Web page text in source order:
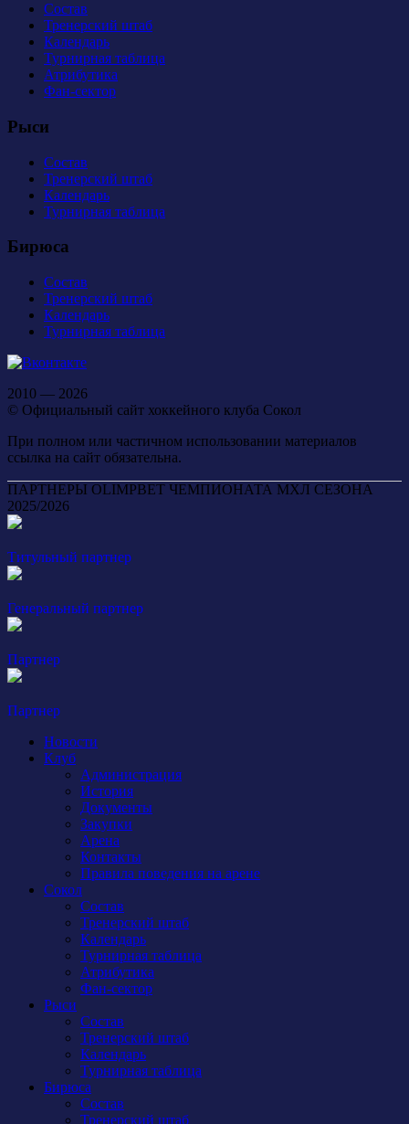
Состав
Тренерский штаб
Календарь
Турнирная таблица
Атрибутика
Фан-сектор
Рыси
Состав
Тренерский штаб
Календарь
Турнирная таблица
Бирюса
Состав
Тренерский штаб
Календарь
Турнирная таблица
2010 — 2026
© Официальный сайт хоккейного клуба Сокол
При полном или частичном использовании материалов
ссылка на сайт обязательна.
ПАРТНЕРЫ OLIMPBET ЧЕМПИОНАТА МХЛ СЕЗОНА
2025/2026
Титульный партнер
Генеральный партнер
Партнер
Партнер
Новости
Клуб
Администрация
История
Документы
Закупки
Арена
Контакты
Правила поведения на арене
Сокол
Состав
Тренерский штаб
Календарь
Турнирная таблица
Атрибутика
Фан-сектор
Рыси
Состав
Тренерский штаб
Календарь
Турнирная таблица
Бирюса
Состав
Тренерский штаб